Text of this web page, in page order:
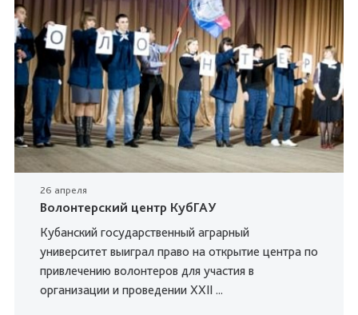
26 апреля
Волонтерский центр КубГАУ
Кубанский государственный аграрный
университет выиграл право на открытие центра по
привлечению волонтеров для участия в
организации и проведении XXII ...